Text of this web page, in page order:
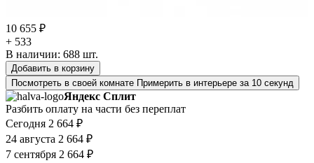
10 655 ₽
+ 533
В наличии: 688 шт.
Добавить в корзину
Посмотреть в своей комнате Примерить в интерьере за 10 секунд
Яндекс Сплит
Разбить оплату на части без переплат
Сегодня 2 664 ₽
24 августа 2 664 ₽
7 сентября 2 664 ₽